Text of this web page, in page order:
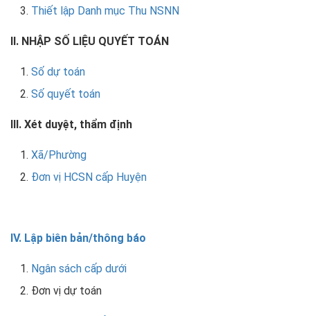
Thiết lập Danh mục Thu NSNN
II. NHẬP SỐ LIỆU QUYẾT TOÁN
Số dự toán
Số quyết toán
III. Xét duyệt, thẩm định
Xã/Phường
Đơn vị HCSN cấp Huyện
IV. Lập biên bản/thông báo
Ngân sách cấp dưới
Đơn vị dự toán